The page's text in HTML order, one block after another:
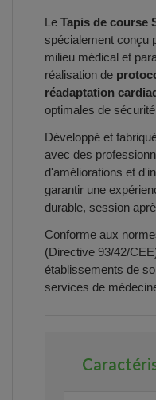
Le Tapis de course
spécialement conçu
milieu médical et
réalisation de
réadaptation
optimales de
Développé et
avec des
d'améliorations et
garantir une
durable, session
Conforme aux
(Directive 93/42/
établissements de
services de